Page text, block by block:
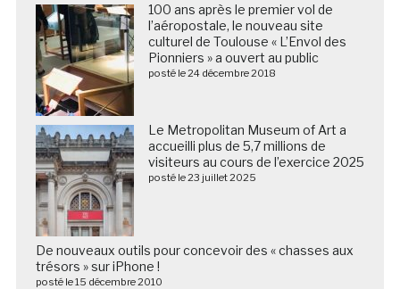
100 ans après le premier vol de
l’aéropostale, le nouveau site
culturel de Toulouse « L’Envol des
Pionniers » a ouvert au public
posté le 24 décembre 2018
Le Metropolitan Museum of Art a
accueilli plus de 5,7 millions de
visiteurs au cours de l’exercice 2025
posté le 23 juillet 2025
De nouveaux outils pour concevoir des « chasses aux
trésors » sur iPhone !
posté le 15 décembre 2010